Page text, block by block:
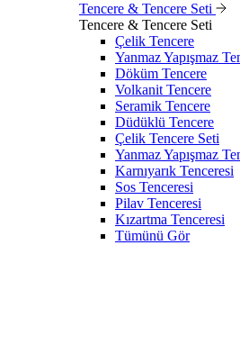
Tencere & Tencere Seti
Tencere & Tencere Seti
Çelik Tencere
Yanmaz Yapışmaz
Döküm Tencere
Volkanit Tencere
Seramik Tencere
Düdüklü Tencere
Çelik Tencere Seti
Yanmaz Yapışmaz
Karnıyarık Tenceresi
Sos Tenceresi
Pilav Tenceresi
Kızartma Tenceresi
Tümünü Gör